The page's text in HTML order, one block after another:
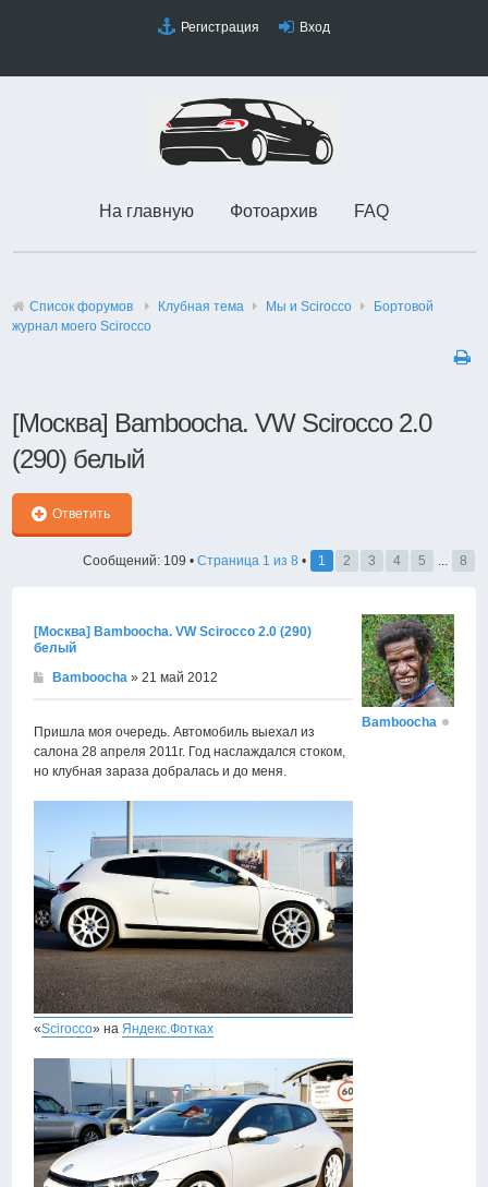
Регистрация Вход
На главную Фотоархив FAQ
Список форумов Клубная тема Мы и Scirocco
Бортовой
журнал моего Scirocco
[Москва] Bamboocha. VW Scirocco 2.0
(290) белый
Ответить
Сообщений: 109 • Страница 1 из 8 • 1 2 3 4 5 ... 8
[Москва] Bamboocha. VW Scirocco 2.0 (290)
белый
Bamboocha » 21 май 2012
Пришла моя очередь. Автомобиль выехал из
салона 28 апреля 2011г. Год наслаждался стоком,
но клубная зараза добралась и до меня.
«Scirocco» наЯндекс.Фотках
Bamboocha